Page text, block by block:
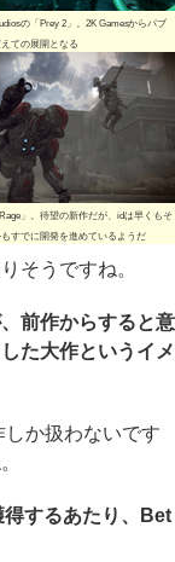
の「Prey 2」。2K Gamesからパブ
ての展開となる
」。待望の新作だが、idは早くもそ
すでに開発を進めているようだ
そうですね。
前作からすると意
た大作というイメ
か扱わないです
するあたり、Bet